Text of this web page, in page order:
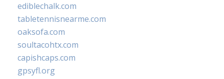
ediblechalk.com
tabletennisnearme.com
oaksofa.com
soultacohtx.com
capishcaps.com
gpsyfl.org